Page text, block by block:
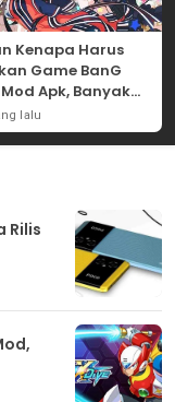
Kenapa Harus
Game BanG
Apk, Banyak
Uniknya Lho!
lalu
Rilis